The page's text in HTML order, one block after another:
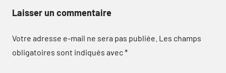
Laisser un commentaire
Votre adresse e-mail ne sera pas publiée. Les champs
obligatoires sont indiqués avec*